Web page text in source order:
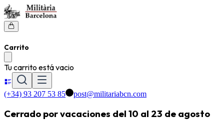
Carrito
Tu carrito está vacio
(+34) 93 207 53 85 post@militariabcn.com
Cerrado por vacaciones del 10 al 23 de agosto